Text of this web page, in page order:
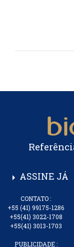
arrow_right ASSINE JÁ
CONTATO :
+55 (41) 99175-1286
+55(41) 3022-1708
+55(41) 3013-1703
PUBLICIDADE :